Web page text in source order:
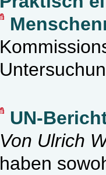
UN-
Von Ulrich
haben